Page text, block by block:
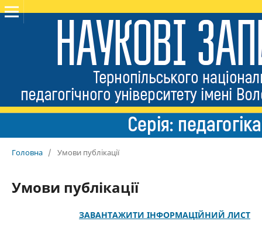
Головна / Умови публікації
Умови публікації
ЗАВАНТАЖИТИ ІНФОРМАЦІЙНИЙ ЛИСТ